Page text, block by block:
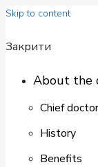
Skip to content
Закрити
About the
Chief
History
Benefits